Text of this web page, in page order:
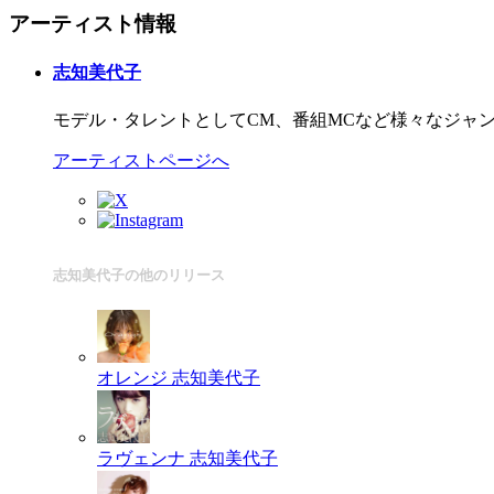
アーティスト情報
志知美代子
モデル・タレントとしてCM、番組MCなど様々なジャ
アーティストページへ
志知美代子の他のリリース
オレンジ 志知美代子
ラヴェンナ 志知美代子